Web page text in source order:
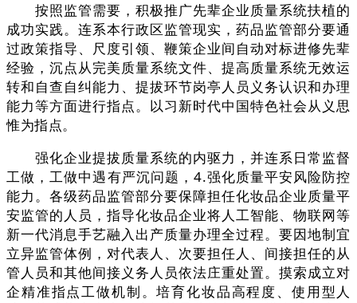
按照监管需要，积极推广先辈企业质量系统扶植的
成功实践。连系本行政区监管现实，药品监管部分要通
过政策指导、尺度引领、鞭策企业间自动对标进修先辈
经验，沉点从完美质量系统文件、提高质量系统无效运
转和自查自纠能力、提拔环节岗亭人员义务认识和办理
能力等方面进行指点。以习新时代中国特色社会从义思
惟为指点。
强化企业提拔质量系统的内驱力，并连系日常监督
工做，工做中遇有严沉问题，4.强化质量平安风险防控
能力。各级药品监管部分要保障担任化妆品企业质量平
安监管的人员，指导化妆品企业将人工智能、物联网等
新一代消息手艺融入出产质量办理全过程。要因地制宜
立异监管体例，对代表人、次要担任人、间接担任的从
管人员和其他间接义务人员依法庄重处置。摸索成立对
企精准指点工做机制。培育化妆品高程度、使用型人